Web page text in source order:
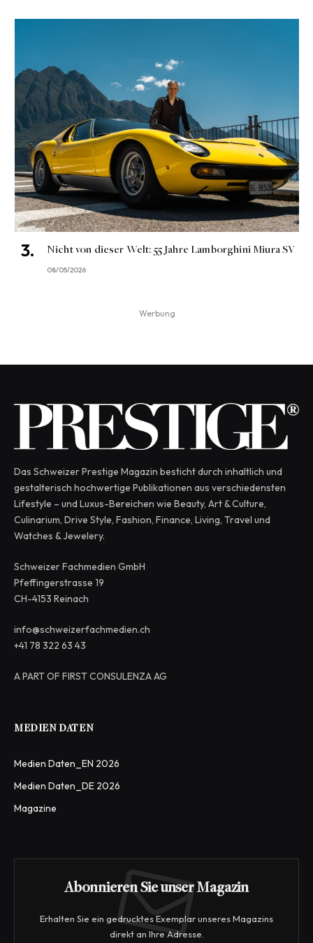
Nicht von dieser Welt: 55 Jahre Lamborghini Miura SV
08/05/2026
Werbung
Das Schweizer Prestige Magazin besticht durch inhaltlich und
gestalterisch hochwertige Publikationen aus verschiedensten
Lifestyle – und Luxus-Bereichen wie Beauty, Art & Culture,
Culinarium, Drive Style, Fashion, Finance, Living, Travel und
Watches & Jewelery.
Schweizer Fachmedien GmbH
Pfeffingerstrasse 19
CH-4153 Reinach
info@schweizerfachmedien.ch
+41 78 322 63 43
A PART OF FIRST CONSULENZA AG
MEDIEN DATEN
Medien Daten_EN 2026
Medien Daten_DE 2026
Magazine
Abonnieren Sie unser Magazin
Erhalten Sie ein gedrucktes Exemplar unseres Magazins
direkt an Ihre Adresse.